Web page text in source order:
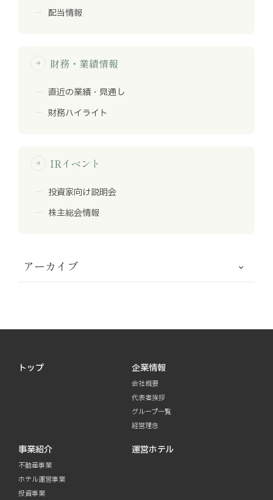
配当情報
arrow_forward 財務・業績情報
直近の業績・見通し
財務ハイライト
arrow_forward IRイベント
投資家向け説明会
株主総会情報
アーカイブ
トップ 企業情報
会社概要
代表者挨拶
グループ一覧
経営理念
事業紹介
不動産事業
ホテル運営事業
投資事業
運営ホテル